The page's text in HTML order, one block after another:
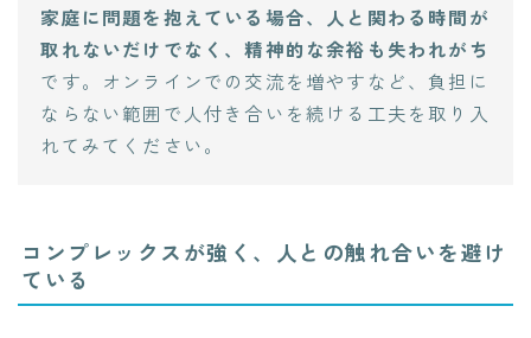
家庭に問題を抱えている場合、人と関わる時間が
取れないだけでなく、精神的な余裕も失われがち
です。オンラインでの交流を増やすなど、負担に
ならない範囲で人付き合いを続ける工夫を取り入
れてみてください。
コンプレックスが強く、人との触れ合いを避け
ている